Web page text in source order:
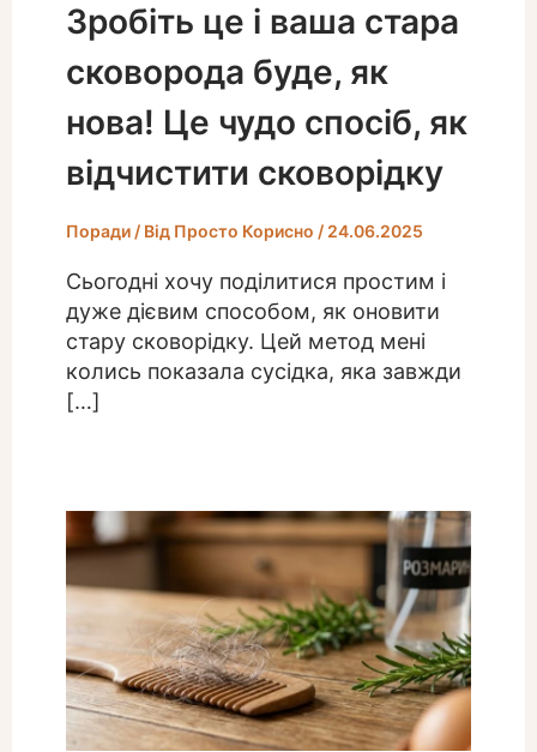
Зробіть це і ваша стара
сковорода буде, як
нова! Це чудо спосіб, як
відчистити сковорідку
Поради/ Від Просто Корисно / 24.06.2025
Сьогодні хочу поділитися простим і
дуже дієвим способом, як оновити
стару сковорідку. Цей метод мені
колись показала сусідка, яка завжди
[…]